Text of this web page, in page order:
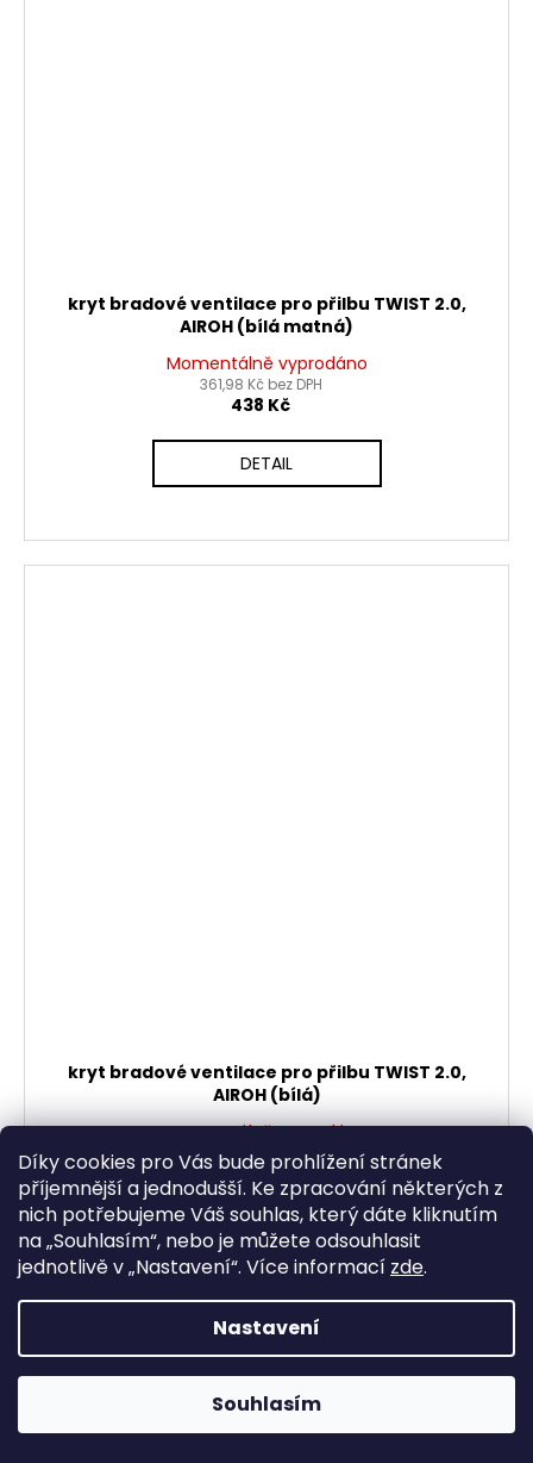
Díky cookies pro Vás bude prohlížení stránek
příjemnější a jednodušší. Ke zpracování některých z
nich potřebujeme Váš souhlas, který dáte kliknutím
na „Souhlasím“, nebo je můžete odsouhlasit
jednotlivě v „Nastavení“. Více informací zde.
Nastavení
Souhlasím
kryt bradové ventilace pro přilbu TWIST 2.0,
AIROH (bílá matná)
Momentálně vyprodáno
361,98 Kč bez DPH
438 Kč
DETAIL
kryt bradové ventilace pro přilbu TWIST 2.0,
AIROH (bílá)
Momentálně vyprodáno
361,98 Kč bez DPH
438 Kč
DETAIL